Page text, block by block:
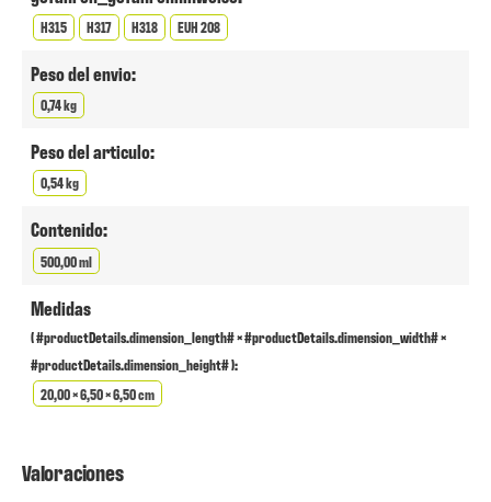
H315 H317 H318 EUH 208
Peso del envio:
0,74 kg
Peso del articulo:
0,54 kg
Contenido:
500,00 ml
Medidas
( #productDetails.dimension_length# × #productDetails.dimension_width# ×
#productDetails.dimension_height# ):
20,00 × 6,50 × 6,50 cm
Valoraciones